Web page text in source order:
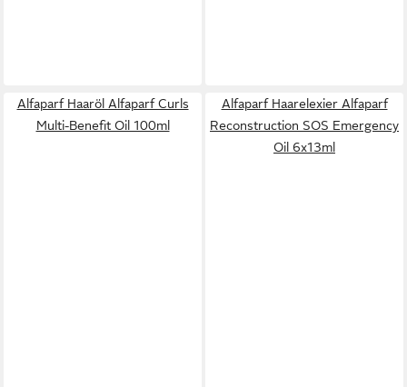
Alfaparf Haaröl Alfaparf Curls
Multi-Benefit Oil 100ml
Alfaparf Haarelexier Alfaparf
Reconstruction SOS Emergency
Oil 6x13ml